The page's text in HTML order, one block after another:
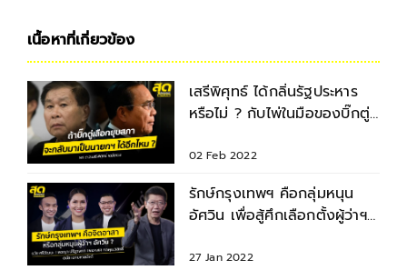
เนื้อหาที่เกี่ยวข้อง
เสรีพิศุทธ์ ได้กลิ่นรัฐประหาร
หรือไม่ ? กับไพ่ในมือของบิ๊กตู่
02 Feb 2022
รักษ์กรุงเทพฯ คือกลุ่มหนุน
อัศวิน เพื่อสู้ศึกเลือกตั้งผู้ว่าฯ
27 Jan 2022